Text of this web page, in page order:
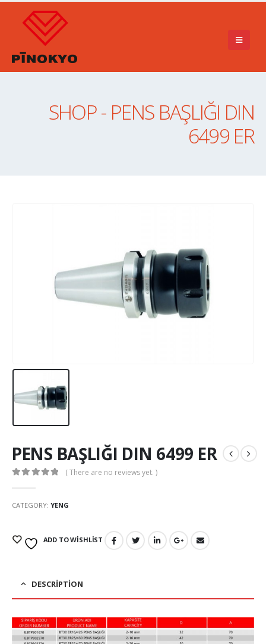
SHOP - PENS BAŞLIĞI DIN
6499 ER
PENS BAŞLIĞI DIN 6499 ER
( There are no reviews yet. )
CATEGORY: YENG
ADD TO WISHLIST
DESCRIPTION